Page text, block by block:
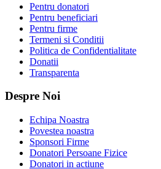
Pentru donatori
Pentru beneficiari
Pentru firme
Termeni si Conditii
Politica de Confidentialitate
Donatii
Transparenta
Despre Noi
Echipa Noastra
Povestea noastra
Sponsori Firme
Donatori Persoane Fizice
Donatori in actiune